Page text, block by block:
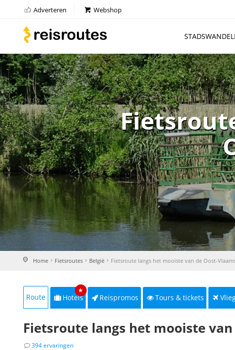
Adverteren Webshop
Home Fietsroutes België Fietsroute langs het mooiste van de Oost-
Route Hotels
★
Reispromos Tours & tickets
Fietsroute langs het mooiste
394 ervaringen